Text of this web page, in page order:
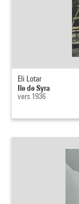
Eli Lotar
Ile de Syra
vers 1936